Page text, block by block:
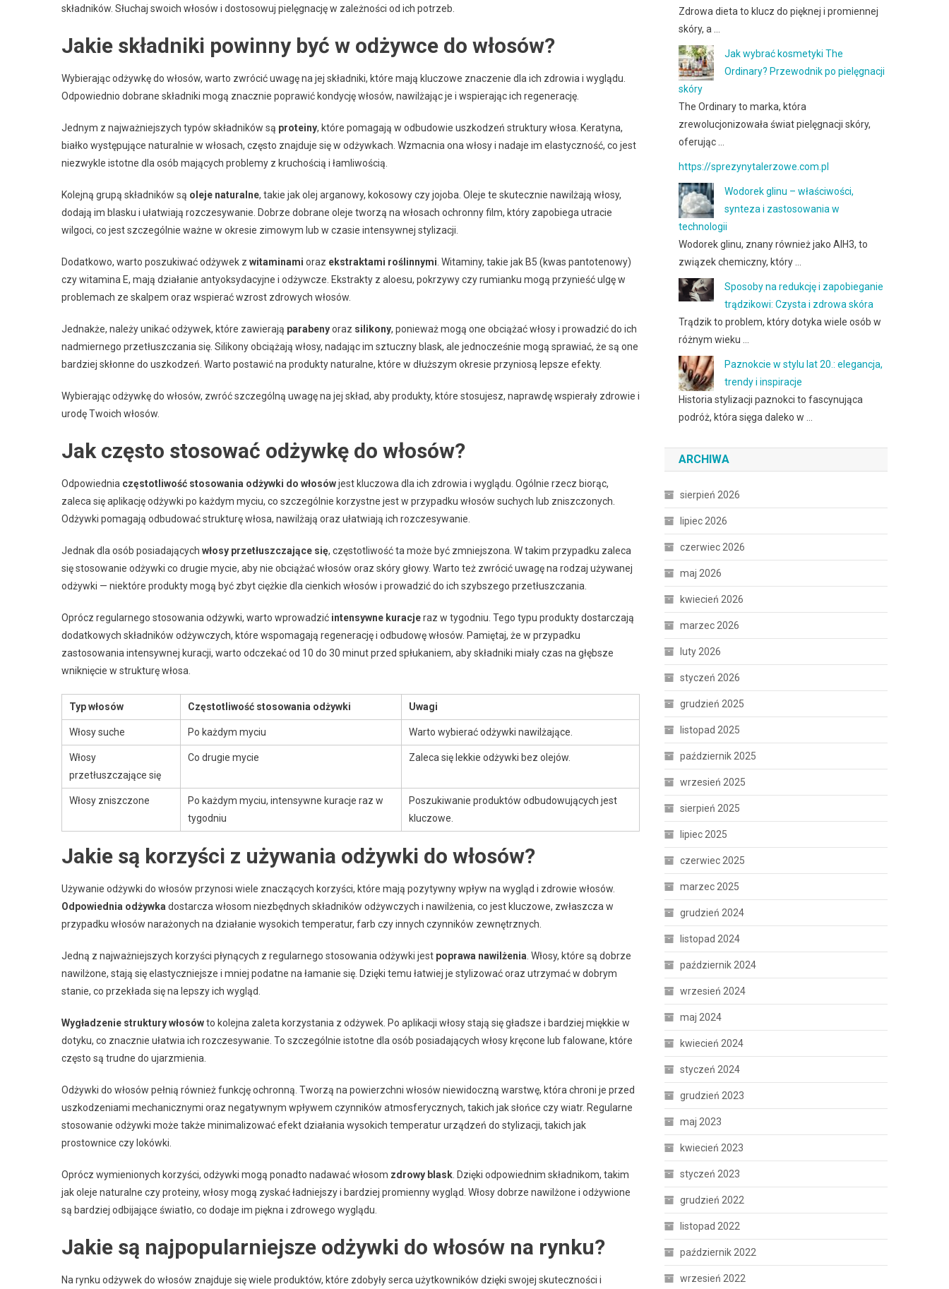
składników. Słuchaj swoich włosów i dostosowuj pielęgnację w zależności od ich potrzeb.
Jakie składniki powinny być w odżywce do włosów?
Wybierając odżywkę do włosów, warto zwrócić uwagę na jej składniki, które mają kluczowe znaczenie dla ich zdrowia i wyglądu.
Odpowiednio dobrane składniki mogą znacznie poprawić kondycję włosów, nawilżając je i wspierając ich regenerację.
Jednym z najważniejszych typów składników są proteiny, które pomagają w odbudowie uszkodzeń struktury włosa. Keratyna,
białko występujące naturalnie w włosach, często znajduje się w odżywkach. Wzmacnia ona włosy i nadaje im elastyczność, co jest
niezwykle istotne dla osób mających problemy z kruchością i łamliwością.
Kolejną grupą składników są oleje naturalne, takie jak olej arganowy, kokosowy czy jojoba. Oleje te skutecznie nawilżają włosy,
dodają im blasku i ułatwiają rozczesywanie. Dobrze dobrane oleje tworzą na włosach ochronny film, który zapobiega utracie
wilgoci, co jest szczególnie ważne w okresie zimowym lub w czasie intensywnej stylizacji.
Dodatkowo, warto poszukiwać odżywek z witaminami oraz ekstraktami roślinnymi. Witaminy, takie jak B5 (kwas pantotenowy)
czy witamina E, mają działanie antyoksydacyjne i odżywcze. Ekstrakty z aloesu, pokrzywy czy rumianku mogą przynieść ulgę w
problemach ze skalpem oraz wspierać wzrost zdrowych włosów.
Jednakże, należy unikać odżywek, które zawierają parabenyoraz silikony, ponieważ mogą one obciążać włosy i prowadzić do ich
nadmiernego przetłuszczania się. Silikony obciążają włosy, nadając im sztuczny blask, ale jednocześnie mogą sprawiać, że są one
bardziej skłonne do uszkodzeń. Warto postawić na produkty naturalne, które w dłuższym okresie przyniosą lepsze efekty.
Wybierając odżywkę do włosów, zwróć szczególną uwagę na jej skład, aby produkty, które stosujesz, naprawdę wspierały zdrowie i
urodę Twoich włosów.
Jak często stosować odżywkę do włosów?
Odpowiednia częstotliwość stosowania odżywki do włosówjest kluczowa dla ich zdrowia i wyglądu. Ogólnie rzecz biorąc,
zaleca się aplikację odżywki po każdym myciu, co szczególnie korzystne jest w przypadku włosów suchych lub zniszczonych.
Odżywki pomagają odbudować strukturę włosa, nawilżają oraz ułatwiają ich rozczesywanie.
Jednak dla osób posiadających włosy przetłuszczające się, częstotliwość ta może być zmniejszona. W takim przypadku zaleca
się stosowanie odżywki co drugie mycie, aby nie obciążać włosów oraz skóry głowy. Warto też zwrócić uwagę na rodzaj używanej
odżywki — niektóre produkty mogą być zbyt ciężkie dla cienkich włosów i prowadzić do ich szybszego przetłuszczania.
Oprócz regularnego stosowania odżywki, warto wprowadzić intensywne kuracjeraz w tygodniu. Tego typu produkty dostarczają
dodatkowych składników odżywczych, które wspomagają regenerację i odbudowę włosów. Pamiętaj, że w przypadku
zastosowania intensywnej kuracji, warto odczekać od 10 do 30 minut przed spłukaniem, aby składniki miały czas na głębsze
wniknięcie w strukturę włosa.
Typ włosów Częstotliwość stosowania odżywki Uwagi
Włosy suche Po każdym myciu Warto wybierać odżywki nawilżające.
Włosy
przetłuszczające się
Co drugie mycie Zaleca się lekkie odżywki bez olejów.
Włosy zniszczone
Po każdym myciu, intensywne kuracje raz w
tygodniu
Poszukiwanie produktów odbudowujących jest
kluczowe.
Jakie są korzyści z używania odżywki do włosów?
Używanie odżywki do włosów przynosi wiele znaczących korzyści, które mają pozytywny wpływ na wygląd i zdrowie włosów.
Odpowiednia odżywkadostarcza włosom niezbędnych składników odżywczych i nawilżenia, co jest kluczowe, zwłaszcza w
przypadku włosów narażonych na działanie wysokich temperatur, farb czy innych czynników zewnętrznych.
Jedną z najważniejszych korzyści płynących z regularnego stosowania odżywki jest poprawa nawilżenia. Włosy, które są dobrze
nawilżone, stają się elastyczniejsze i mniej podatne na łamanie się. Dzięki temu łatwiej je stylizować oraz utrzymać w dobrym
stanie, co przekłada się na lepszy ich wygląd.
Wygładzenie struktury włosówto kolejna zaleta korzystania z odżywek. Po aplikacji włosy stają się gładsze i bardziej miękkie w
dotyku, co znacznie ułatwia ich rozczesywanie. To szczególnie istotne dla osób posiadających włosy kręcone lub falowane, które
często są trudne do ujarzmienia.
Odżywki do włosów pełnią również funkcję ochronną. Tworzą na powierzchni włosów niewidoczną warstwę, która chroni je przed
uszkodzeniami mechanicznymi oraz negatywnym wpływem czynników atmosferycznych, takich jak słońce czy wiatr. Regularne
stosowanie odżywki może także minimalizować efekt działania wysokich temperatur urządzeń do stylizacji, takich jak
prostownice czy lokówki.
Oprócz wymienionych korzyści, odżywki mogą ponadto nadawać włosom zdrowy blask. Dzięki odpowiednim składnikom, takim
jak oleje naturalne czy proteiny, włosy mogą zyskać ładniejszy i bardziej promienny wygląd. Włosy dobrze nawilżone i odżywione
są bardziej odbijające światło, co dodaje im piękna i zdrowego wyglądu.
Jakie są najpopularniejsze odżywki do włosów na rynku?
Na rynku odżywek do włosów znajduje się wiele produktów, które zdobyły serca użytkowników dzięki swojej skuteczności i
Zdrowa dieta to klucz do pięknej i promiennej
skóry, a …
Jak wybrać kosmetyki The
Ordinary? Przewodnik po pielęgnacji
skóry
The Ordinary to marka, która
zrewolucjonizowała świat pielęgnacji skóry,
oferując …
https://sprezynytalerzowe.com.pl
Wodorek glinu – właściwości,
synteza i zastosowania w
technologii
Wodorek glinu, znany również jako AlH3, to
związek chemiczny, który …
Sposoby na redukcję i zapobieganie
trądzikowi: Czysta i zdrowa skóra
Trądzik to problem, który dotyka wiele osób w
różnym wieku …
Paznokcie w stylu lat 20.: elegancja,
trendy i inspiracje
Historia stylizacji paznokci to fascynująca
podróż, która sięga daleko w …
ARCHIWA
sierpień 2026
lipiec 2026
czerwiec 2026
maj 2026
kwiecień 2026
marzec 2026
luty 2026
styczeń 2026
grudzień 2025
listopad 2025
październik 2025
wrzesień 2025
sierpień 2025
lipiec 2025
czerwiec 2025
marzec 2025
grudzień 2024
listopad 2024
październik 2024
wrzesień 2024
maj 2024
kwiecień 2024
styczeń 2024
grudzień 2023
maj 2023
kwiecień 2023
styczeń 2023
grudzień 2022
listopad 2022
październik 2022
wrzesień 2022